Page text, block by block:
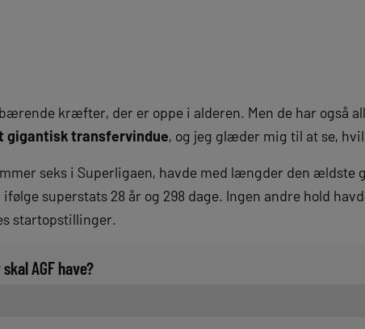
kræfter, der er oppe i alderen. Men de har også
gigantisk transfervindue, og jeg glæder mig til at se,
seks i Superligaen, havde med længder den ældste
superstats 28 år og 298 dage. Ingen andre hold
startopstillinger.
AGF have?